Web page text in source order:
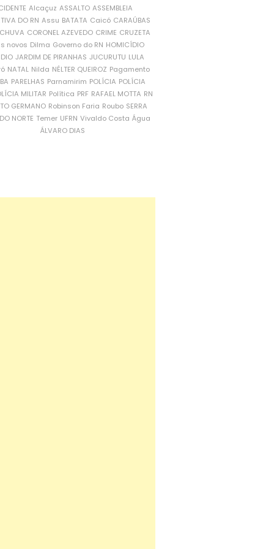
Alcaçuz ASSALTO ASSEMBLEIA
DO RN Assu BATATA Caicó CARAÚBAS
CORONEL AZEVEDO CRIME CRUZETA
novos Dilma Governo do RN HOMICÍDIO
JARDIM DE PIRANHAS JUCURUTU LULA
NATAL Nilda NÉLTER QUEIROZ Pagamento
PARELHAS Parnamirim POLÍCIA POLÍCIA
MILITAR Política PRF RAFAEL MOTTA RN
GERMANO Robinson Faria Roubo SERRA
NORTE Temer UFRN Vivaldo Costa Água
ÁLVARO DIAS